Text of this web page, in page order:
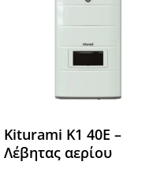
Kiturami K1 40E –
Λέβητας αερίου